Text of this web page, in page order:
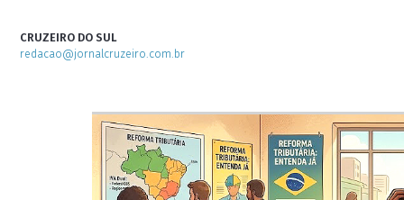
CRUZEIRO DO SUL
redacao@jornalcruzeiro.com.br